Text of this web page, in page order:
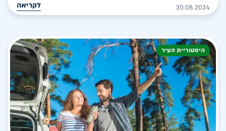
20.08.2024 לקריאה
היסטוריית העיר